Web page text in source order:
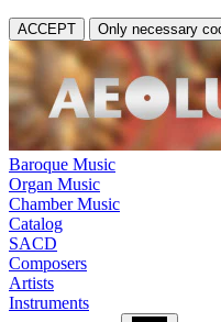
ACCEPT Only necessary
Baroque Music
Organ Music
Chamber Music
Catalog
SACD
Composers
Artists
Instruments